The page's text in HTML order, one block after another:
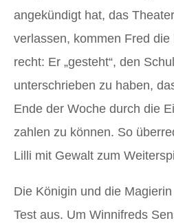
angekündigt hat, das
verlassen, kommen Fred
recht: Er „gesteht“, den
unterschrieben zu haben,
Ende der Woche durch die
zahlen zu können. So
Lilli mit Gewalt zum
Die Königin und die
Test aus. Um Winnifreds